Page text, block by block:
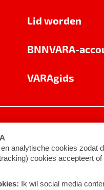
Lid worden
BNNVARA-
VARAgids
©2026